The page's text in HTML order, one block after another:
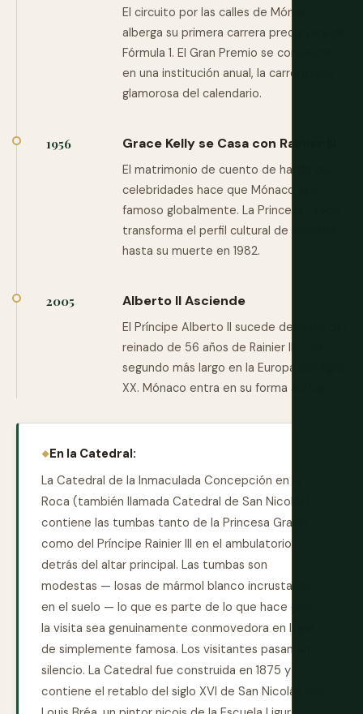
El circuito por las calles de Mónaco
alberga su primera carrera precursora de
Fórmula 1. El Gran Premio se convierte
en una institución anual, la carrera más
glamorosa del calendario.
1956 Grace Kelly se Casa con Rainier III
El matrimonio de cuento de hadas de
celebridades hace que Mónaco sea
famoso globalmente. La Princesa Grace
transforma el perfil cultural de Mónaco
hasta su muerte en 1982.
2005 Alberto II Asciende
El Príncipe Alberto II sucede después del
reinado de 56 años de Rainier III — el
segundo más largo en la Europa del siglo
XX. Mónaco entra en su forma actual.
En la Catedral:
La Catedral de la Inmaculada Concepción en la
Roca (también llamada Catedral de San Nicolás)
contiene las tumbas tanto de la Princesa Grace
como del Príncipe Rainier III en el ambulatorio
detrás del altar principal. Las tumbas son
modestas — losas de mármol blanco incrustadas
en el suelo — lo que es parte de lo que hace que
la visita sea genuinamente conmovedora en lugar
de simplemente famosa. Los visitantes pasan en
silencio. La Catedral fue construida en 1875 y
contiene el retablo del siglo XVI de San Nicolás por